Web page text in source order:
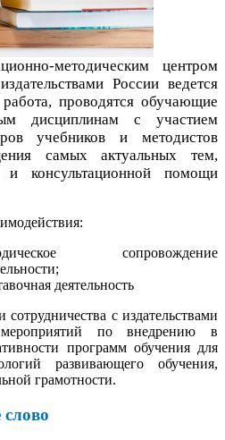
методическим центром
России ведется
проводятся обучающие
дисциплинам с участием
учебников и методистов
самых актуальных тем,
и консультационной помощи
сопровождение
деятельность
с издательствами
мероприятий по внедрению в
программ обучения для
развивающего обучения,
грамотности.
слово